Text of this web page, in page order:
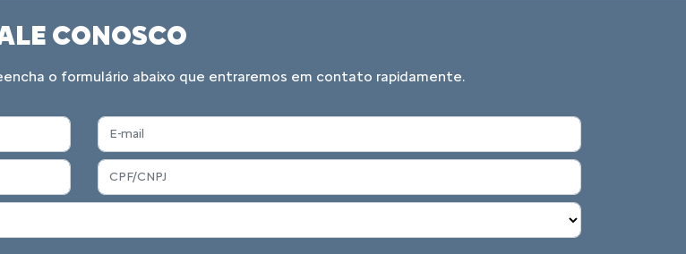
CONOSCO
o formulário abaixo que entraremos em contato rapidamente.